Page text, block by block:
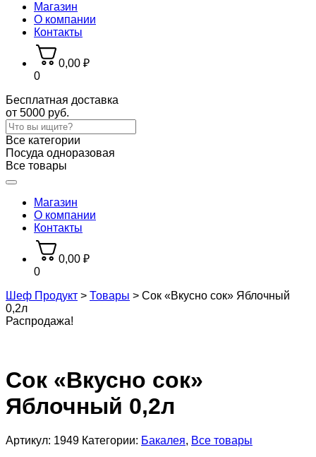
Магазин
О компании
Контакты
0
0,00 ₽
Бесплатная доставка
от 5000 руб.
Все категории
Посуда одноразовая
Все товары
Магазин
О компании
Контакты
0
0,00 ₽
Шеф Продукт > Товары > Сок «Вкусно сок» Яблочный
0,2л
Распродажа!
Сок «Вкусно сок»
Яблочный 0,2л
Артикул: 1949 Категории: Бакалея, Все товары